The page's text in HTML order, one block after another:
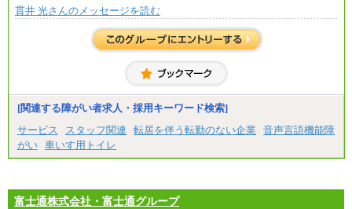
総合職 月給220,000～230,000円＋地域間調整給
整給
※詳細はJTBキャリアサイトよりご確認ください。
■(株)JTBコミュニケーションデザイン
総合職 月給230,000円
みなし残業手当：20,000円（一律支給）※みなし
残業手当の残業時間は10.43時間。
間に応じて、時間外手当等を支給。
エリアサポート職 月給188,000円
■（株）JTBグローバルマーケティング＆トラベル
貫井 光さんのメッセージを読む
[関連する障がい者求人・採用キーワード検索]
サービス
スタッフ関連 転居を伴う転勤のない企業
音声言語機能障
がい 車いす用トイレ
富士通株式会社・富士通グループ